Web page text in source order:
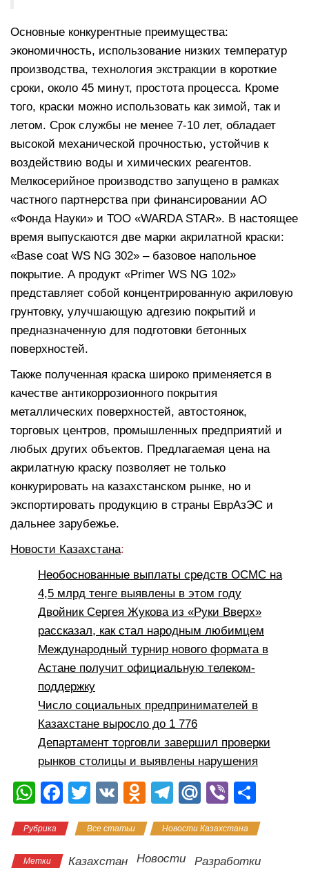
Основные конкурентные преимущества:
экономичность, использование низких температур
производства, технология экстракции в короткие
сроки, около 45 минут, простота процесса. Кроме
того, краски можно использовать как зимой, так и
летом. Срок службы не менее 7-10 лет, обладает
высокой механической прочностью, устойчив к
воздействию воды и химических реагентов.
Мелкосерийное производство запущено в рамках
частного партнерства при финансировании АО
«Фонда Науки» и ТОО «WARDA STAR». В настоящее
время выпускаются две марки акрилатной краски:
«Base coat WS NG 302» – базовое напольное
покрытие. А продукт «Primer WS NG 102»
представляет собой концентрированную акриловую
грунтовку, улучшающую адгезию покрытий и
предназначенную для подготовки бетонных
поверхностей.
Также полученная краска широко применяется в
качестве антикоррозионного покрытия
металлических поверхностей, автостоянок,
торговых центров, промышленных предприятий и
любых других объектов. Предлагаемая цена на
акрилатную краску позволяет не только
конкурировать на казахстанском рынке, но и
экспортировать продукцию в страны ЕврАзЭС и
дальнее зарубежье.
Новости Казахстана:
Необоснованные выплаты средств ОСМС на
4,5 млрд тенге выявлены в этом году
Двойник Сергея Жукова из «Руки Вверх»
рассказал, как стал народным любимцем
Международный турнир нового формата в
Астане получит официальную телеком-
поддержку
Число социальных предпринимателей в
Казахстане выросло до 1 776
Департамент торговли завершил проверки
рынков столицы и выявлены нарушения
W
at
s
F
c
e
T
tt
er
V
O
n
o
T
e
gr
M
.R
u
Vi
er р
а
Рубрика Все статьи Новости Казахстана
Метки Казахстан Новости Разработки